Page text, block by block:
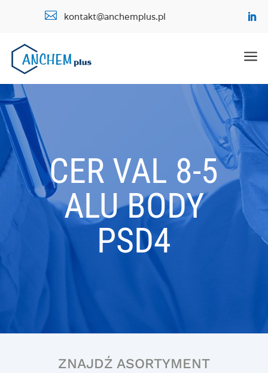
 kontakt@anchemplus.pl
a
CER VAL 8-5
ALU BODY
PSD4
ZNAJDŹ ASORTYMENT